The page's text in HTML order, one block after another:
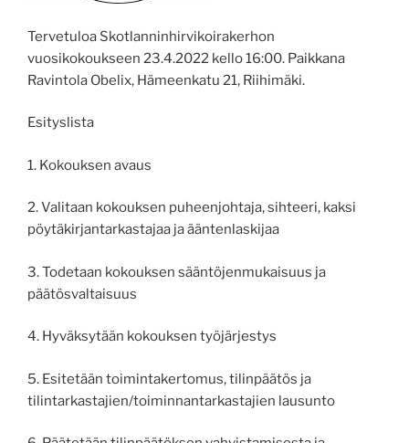
Tervetuloa Skotlanninhirvikoirakerhon
vuosikokoukseen 23.4.2022 kello 16:00. Paikkana
Ravintola Obelix, Hämeenkatu 21, Riihimäki.
Esityslista
1. Kokouksen avaus
2. Valitaan kokouksen puheenjohtaja, sihteeri, kaksi
pöytäkirjantarkastajaa ja ääntenlaskijaa
3. Todetaan kokouksen sääntöjenmukaisuus ja
päätösvaltaisuus
4. Hyväksytään kokouksen työjärjestys
5. Esitetään toimintakertomus, tilinpäätös ja
tilintarkastajien/toiminnantarkastajien lausunto